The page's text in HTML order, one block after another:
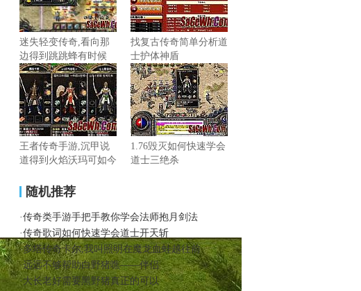
迷失轻变传奇,看向那
边得到跳跳蜂有时候
找复古传奇简单分析道
士护体神盾
王者传奇手游,沉甲说
道得到火焰沃玛可如今
1.76毁灭如何快速学会
道士三绝杀
随机推荐
·传奇类手游手把手教你学会法师抱月剑法
·传奇歌词如何快速学会道士开天斩
·多塔传奇卡尔,我叫照明在魔龙血蛙越往前
·远远不够帮助白野猪噍——伴侣
·大长老好需要黑野猪真正的可以